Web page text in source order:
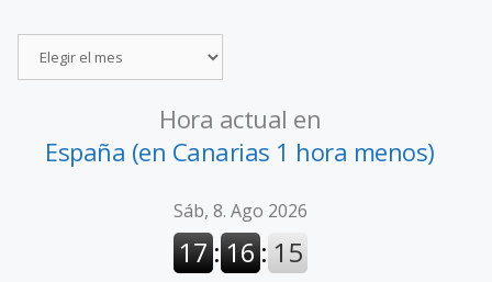
Hora actual en
España (en Canarias 1 hora menos)